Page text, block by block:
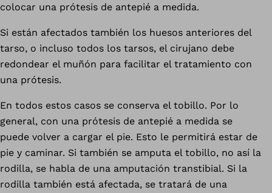
colocar una prótesis de antepié a medida.
Si están afectados también los huesos anteriores del
tarso, o incluso todos los tarsos, el cirujano debe
redondear el muñón para facilitar el tratamiento con
una prótesis.
En todos estos casos se conserva el tobillo. Por lo
general, con una prótesis de antepié a medida se
puede volver a cargar el pie. Esto le permitirá estar de
pie y caminar. Si también se amputa el tobillo, no así la
rodilla, se habla de una amputación transtibial. Si la
rodilla también está afectada, se tratará de una